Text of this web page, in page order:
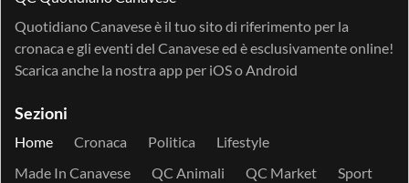
Quotidiano Canavese è il tuo sito di riferimento per la
cronaca e gli eventi del Canavese ed è esclusivamente online!
Scarica anche la nostra app per iOSo Android
Sezioni
Home Cronaca Politica
Lifestyle
Made In Canavese
QC Animali QC Market
Sport